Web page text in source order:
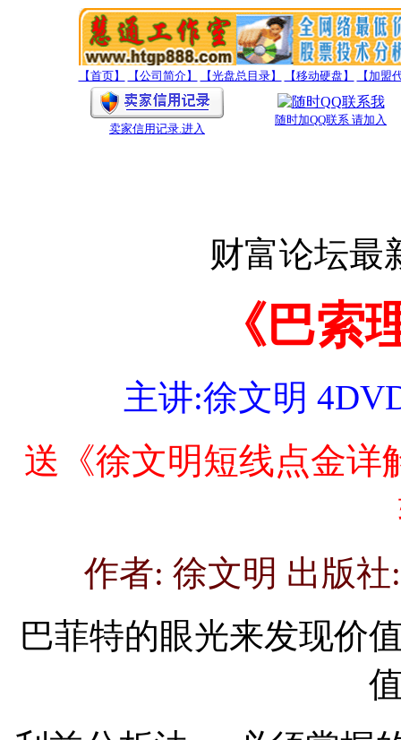
【首页】 【公司简介】 【光盘总目录】 【移动硬盘】 【加盟
卖家信用记录.进入
随时加QQ联系 请加入
财富论坛最
《巴索
主讲:徐文明
送《徐文明短线点金详
作者: 徐文明 出版
巴菲特的眼光来发现价